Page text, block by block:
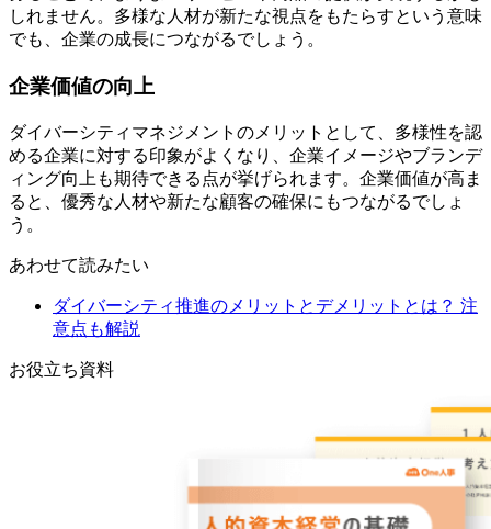
しれません。多様な人材が新たな視点をもたらすという意味
でも、企業の成長につながるでしょう。
企業価値の向上
ダイバーシティマネジメントのメリットとして、多様性を認
める企業に対する印象がよくなり、企業イメージやブランデ
ィング向上も期待できる点が挙げられます。企業価値が高ま
ると、優秀な人材や新たな顧客の確保にもつながるでしょ
う。
あわせて読みたい
ダイバーシティ推進のメリットとデメリットとは？ 注
意点も解説
お役立ち資料